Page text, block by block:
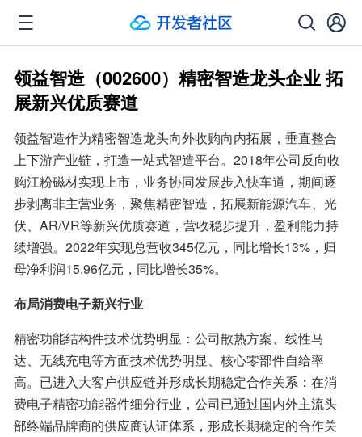
领益智造（002600）精密智造龙头企业 拓
展新兴优质赛道
领益智造作为精密智造龙头向外收购向内拓展，垂直整合
上下游产业链，打造一站式智造平台。2018年公司反向收
购江粉磁材实现上市，业务协同发展步入快车道，期间逐
步剥离非主营业务，聚焦精密智造，拓展新能源汽车、光
伏、AR/VR等新兴优质赛道，营收稳步提升，盈利能力持
续增强。2022年实现总营收345亿元，同比增长13%，归
母净利润15.96亿元，同比增长35%。
布局消费电子新兴行业
精密功能结构件技术优势明显：公司散热方案、线性马
达、无线充电等方面技术优势明显、核心零部件自给率
高。已进入大客户供应链并形成长期稳定合作关系：在消
费电子精密功能器件细分行业，公司已通过国内外主流头
部终端品牌商的供应商认证体系，形成长期稳定的合作关